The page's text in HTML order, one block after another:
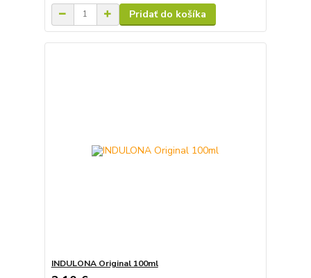
Pridať do košíka
INDULONA Original 100ml